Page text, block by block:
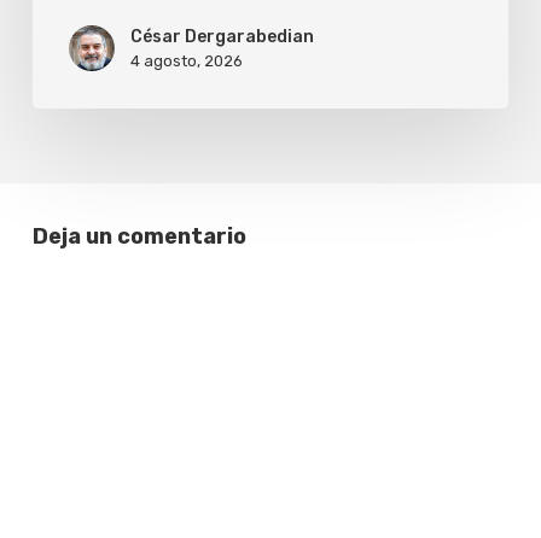
César Dergarabedian
4 agosto, 2026
Deja un comentario